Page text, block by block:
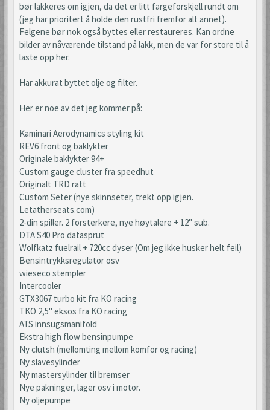
bør lakkeres om igjen, da det er litt fargeforskjell rundt om
(jeg har prioritert å holde den rustfri fremfor alt annet).
Felgene bør nok også byttes eller restaureres. Kan ordne
bilder av nåværende tilstand på lakk, men de var for store til å
laste opp her.
Har akkurat byttet olje og filter.
Her er noe av det jeg kommer på:
Kaminari Aerodynamics styling kit
REV6 front og baklykter
Originale baklykter 94+
Custom gauge cluster fra speedhut
Originalt TRD ratt
Custom Seter (nye skinnseter, trekt opp igjen.
Letatherseats.com)
2-din spiller. 2 forsterkere, nye høytalere + 12" sub.
DTA S40 Pro datasprut
Wolfkatz fuelrail + 720cc dyser (Om jeg ikke husker helt feil)
Bensintrykksregulator osv
wieseco stempler
Intercooler
GTX3067 turbo kit fra KO racing
TKO 2,5" eksos fra KO racing
ATS innsugsmanifold
Ekstra high flow bensinpumpe
Ny clutsh (mellomting mellom komfor og racing)
Ny slavesylinder
Ny mastersylinder til bremser
Nye pakninger, lager osv i motor.
Ny oljepumpe